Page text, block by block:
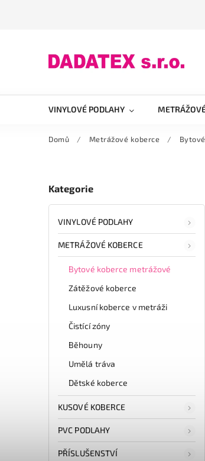
VINYLOVÉ PODLAHY
Domů / Metrážové koberce /
Kategorie
VINYLOVÉ PODLAHY
METRÁŽOVÉ KOBERCE
Bytové koberce metrážové
Zátěžové koberce
Luxusní koberce v metráži
Čistící zóny
Běhouny
Umělá tráva
Dětské koberce
KUSOVÉ KOBERCE
PVC PODLAHY
PŘÍSLUŠENSTVÍ